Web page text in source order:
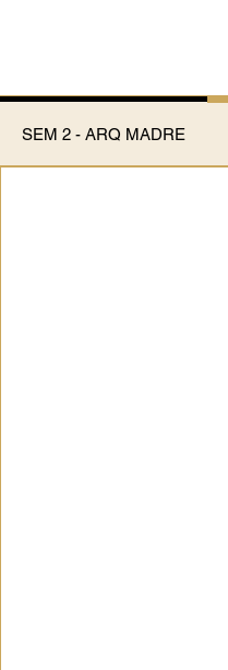
SEM 2 - ARQ MADRE